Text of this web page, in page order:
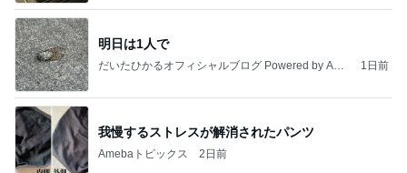
明日は1人で
だいたひかるオフィシャルブログ Powered by Ame
1日前
我慢するストレスが解消されたパンツ
Amebaトピックス 2日前